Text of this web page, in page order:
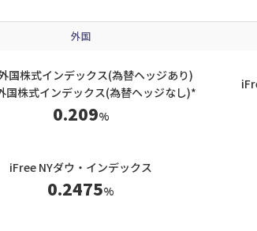
外国
国株式インデックス(為替ヘッジあり)
国株式インデックス(為替ヘッジなし)*
0.209%
iFree NYダウ・インデックス
0.2475%